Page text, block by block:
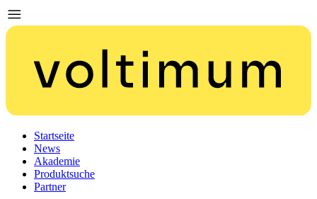
Startseite
News
Akademie
Produktsuche
Partner